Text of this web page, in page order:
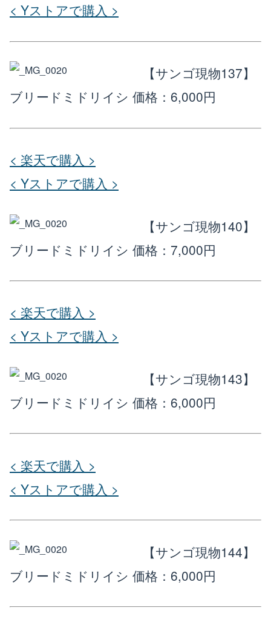
< Yストアで購入 >
【サンゴ現物137】
ブリードミドリイシ 価格：6,000円
< 楽天で購入 >
< Yストアで購入 >
【サンゴ現物140】
ブリードミドリイシ 価格：7,000円
< 楽天で購入 >
< Yストアで購入 >
【サンゴ現物143】
ブリードミドリイシ 価格：6,000円
< 楽天で購入 >
< Yストアで購入 >
【サンゴ現物144】
ブリードミドリイシ 価格：6,000円